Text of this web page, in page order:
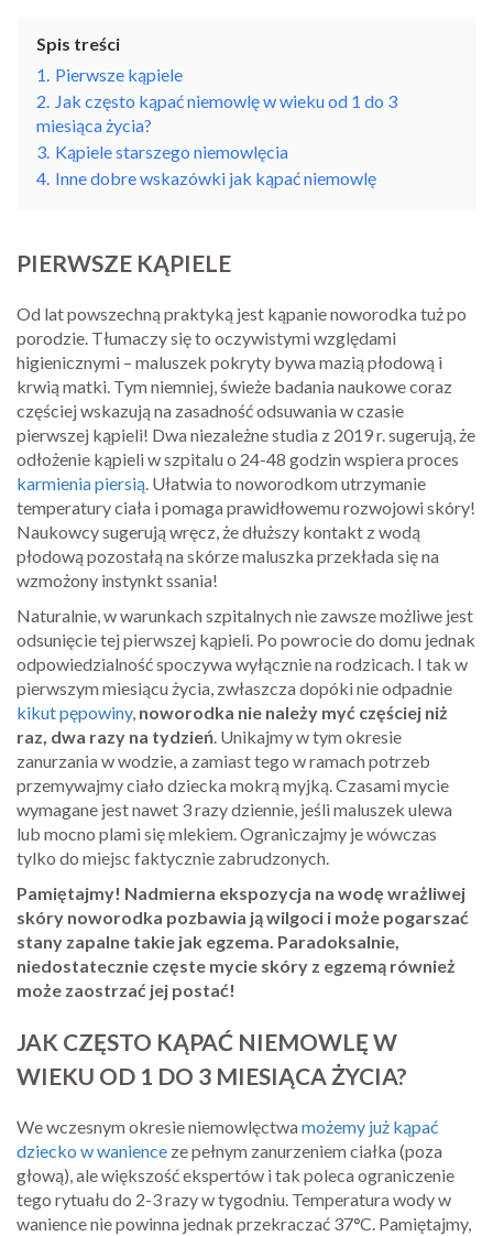
Spis treści
1. Pierwsze kąpiele
2. Jak często kąpać niemowlę w wieku od 1 do 3
miesiąca życia?
3. Kąpiele starszego niemowlęcia
4. Inne dobre wskazówki jak kąpać niemowlę
PIERWSZE KĄPIELE
Od lat powszechną praktyką jest kąpanie noworodka tuż po
porodzie. Tłumaczy się to oczywistymi względami
higienicznymi – maluszek pokryty bywa mazią płodową i
krwią matki. Tym niemniej, świeże badania naukowe coraz
częściej wskazują na zasadność odsuwania w czasie
pierwszej kąpieli! Dwa niezależne studia z 2019 r. sugerują, że
odłożenie kąpieli w szpitalu o 24-48 godzin wspiera proces
karmienia piersią. Ułatwia to noworodkom utrzymanie
temperatury ciała i pomaga prawidłowemu rozwojowi skóry!
Naukowcy sugerują wręcz, że dłuższy kontakt z wodą
płodową pozostałą na skórze maluszka przekłada się na
wzmożony instynkt ssania!
Naturalnie, w warunkach szpitalnych nie zawsze możliwe jest
odsunięcie tej pierwszej kąpieli. Po powrocie do domu jednak
odpowiedzialność spoczywa wyłącznie na rodzicach. I tak w
pierwszym miesiącu życia, zwłaszcza dopóki nie odpadnie
kikut pępowiny, noworodka nie należy myć częściej niż
raz, dwa razy na tydzień. Unikajmy w tym okresie
zanurzania w wodzie, a zamiast tego w ramach potrzeb
przemywajmy ciało dziecka mokrą myjką. Czasami mycie
wymagane jest nawet 3 razy dziennie, jeśli maluszek ulewa
lub mocno plami się mlekiem. Ograniczajmy je wówczas
tylko do miejsc faktycznie zabrudzonych.
Pamiętajmy! Nadmierna ekspozycja na wodę wrażliwej
skóry noworodka pozbawia ją wilgoci i może pogarszać
stany zapalne takie jak egzema. Paradoksalnie,
niedostatecznie częste mycie skóry z egzemą również
może zaostrzać jej postać!
JAK CZĘSTO KĄPAĆ NIEMOWLĘ W
WIEKU OD 1 DO 3 MIESIĄCA ŻYCIA?
We wczesnym okresie niemowlęctwamożemy już kąpać
dziecko w wanience ze pełnym zanurzeniem ciałka (poza
głową), ale większość ekspertów i tak poleca ograniczenie
tego rytuału do 2-3 razy w tygodniu. Temperatura wody w
wanience nie powinna jednak przekraczać 37°C. Pamiętajmy,